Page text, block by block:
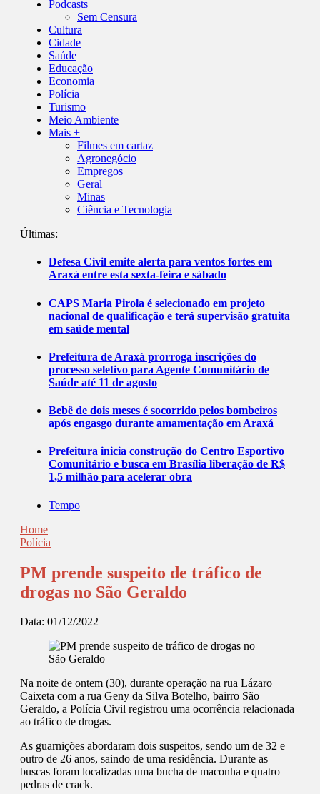
Podcasts
Sem Censura
Cultura
Cidade
Saúde
Educação
Economia
Polícia
Turismo
Meio Ambiente
Mais +
Filmes em cartaz
Agronegócio
Empregos
Geral
Minas
Ciência e Tecnologia
Últimas:
Defesa Civil emite alerta para ventos fortes em
Araxá entre esta sexta-feira e sábado
CAPS Maria Pirola é selecionado em projeto
nacional de qualificação e terá supervisão gratuita
em saúde mental
Prefeitura de Araxá prorroga inscrições do
processo seletivo para Agente Comunitário de
Saúde até 11 de agosto
Bebê de dois meses é socorrido pelos bombeiros
após engasgo durante amamentação em Araxá
Prefeitura inicia construção do Centro Esportivo
Comunitário e busca em Brasília liberação de R$
1,5 milhão para acelerar obra
Tempo
Home
Polícia
PM prende suspeito de tráfico de
drogas no São Geraldo
Data: 01/12/2022
Na noite de ontem (30), durante operação na rua Lázaro
Caixeta com a rua Geny da Silva Botelho, bairro São
Geraldo, a Polícia Civil registrou uma ocorrência relacionada
ao tráfico de drogas.
As guarnições abordaram dois suspeitos, sendo um de 32 e
outro de 26 anos, saindo de uma residência. Durante as
buscas foram localizadas uma bucha de maconha e quatro
pedras de crack.